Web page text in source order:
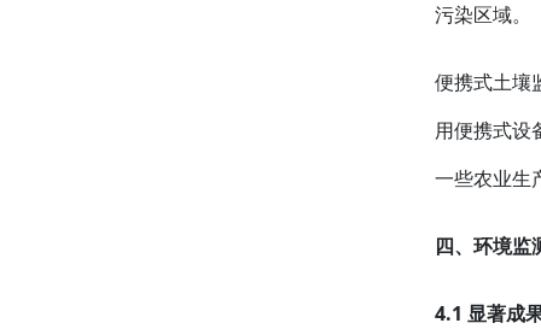
污染区域。
便携式土壤
用便携式设
一些农业生
四、环境监
4.1 显著成